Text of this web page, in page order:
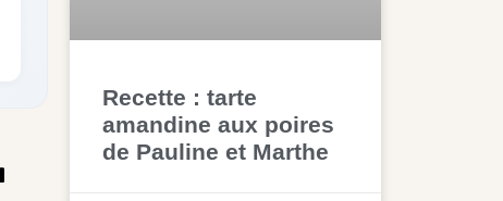
Recette : tarte
amandine aux poires
de Pauline et Marthe